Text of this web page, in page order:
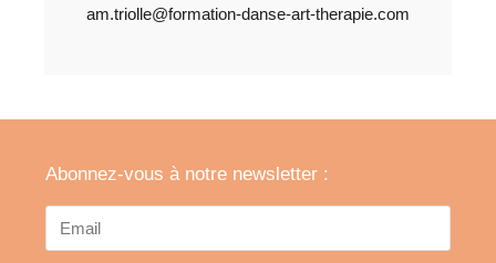
am.triolle@formation-danse-art-therapie.com
Abonnez-vous à notre newsletter :